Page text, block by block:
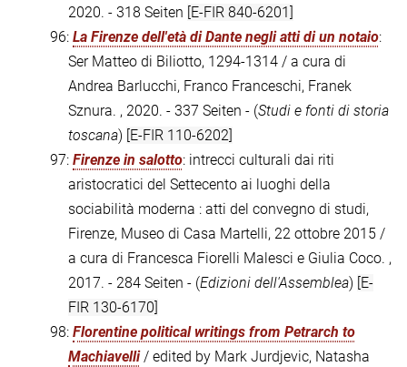
2020. - 318 Seiten [E-FIR 840-6201]
96: La Firenze dell'età di Dante negli atti di un notaio:
Ser Matteo di Biliotto, 1294-1314 / a cura di
Andrea Barlucchi, Franco Franceschi, Franek
Sznura. , 2020. - 337 Seiten - (Studi e fonti di storia
toscana) [E-FIR 110-6202]
97: Firenze in salotto: intrecci culturali dai riti
aristocratici del Settecento ai luoghi della
sociabilità moderna : atti del convegno di studi,
Firenze, Museo di Casa Martelli, 22 ottobre 2015 /
a cura di Francesca Fiorelli Malesci e Giulia Coco. ,
2017. - 284 Seiten - (Edizioni dell'Assemblea) [E-
FIR 130-6170]
98: Florentine political writings from Petrarch to
Machiavelli/ edited by Mark Jurdjevic, Natasha